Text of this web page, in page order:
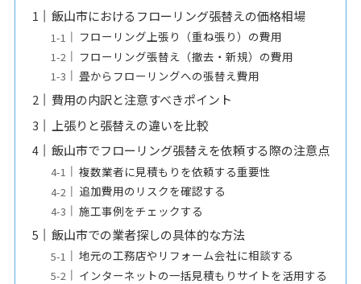
飯山市におけるフローリング張替えの価格相場
フローリング上張り（重ね張り）の費用
フローリング張替え（撤去・新規）の費用
畳からフローリングへの張替え費用
費用の内訳と注意すべきポイント
上張りと張替えの違いを比較
飯山市でフローリング張替えを依頼する際の注意点
複数業者に見積もりを依頼する重要性
追加費用のリスクを確認する
施工事例をチェックする
飯山市での業者探しの具体的な方法
地元の工務店やリフォーム会社に相談する
インターネットの一括見積もりサイトを活用する